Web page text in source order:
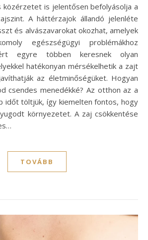
közérzetet is jelentősen befolyásolja a
A háttérzajok állandó jelenléte
és alvászavarokat okozhat, amelyek
egészségügyi problémákhoz
egyre többen keresnek olyan
hatékonyan mérsékelhetik a zajt
az életminőségüket. Hogyan
csendes menedékké? Az otthon az a
időt töltjük, így kiemelten fontos, hogy
környezetet. A zaj csökkentése
TOVÁBB